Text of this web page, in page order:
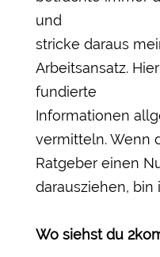
und
stricke daraus
Arbeitsansatz.
fundierte
Informationen
vermitteln. Wenn
Ratgeber einen
darausziehen, bin
Wo siehst du